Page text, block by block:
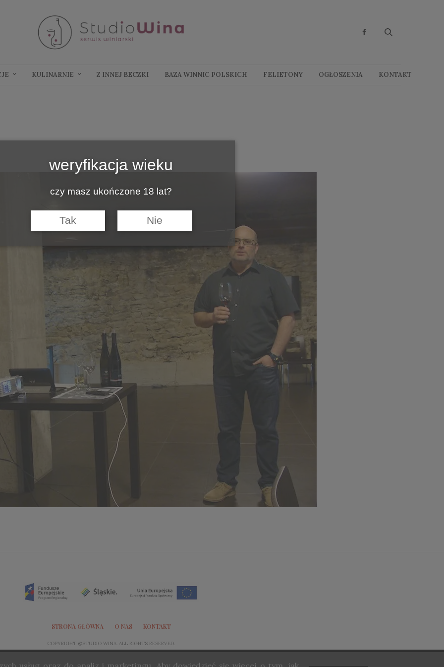
KULINARNIE Z INNEJ BECZKI BAZA WINNIC POLSKICH FELIETONY OGŁOSZENIA KONTAKT
STRONA GŁÓWNA O NAS KONTAKT
COPYRIGHT ©STUDIO WINA. ALL RIGHTS RESERVED.
weryfikacja wieku
czy masz ukończone 18 lat?
Tak Nie